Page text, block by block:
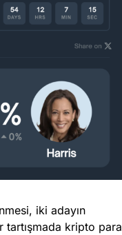
iki adayın
tartışmada kripto para